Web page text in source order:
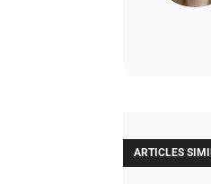
ARTICLES